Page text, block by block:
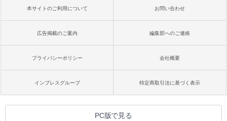
本サイトのご利用について お問い合わせ
広告掲載のご案内 編集部へのご連絡
プライバシーポリシー 会社概要
インプレスグループ 特定商取引法に基づく表示
PC版で見る